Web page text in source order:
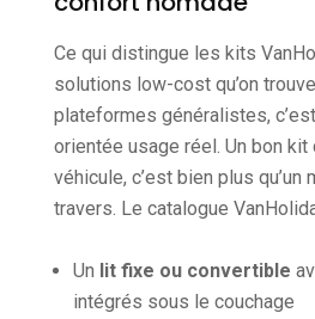
Ce qui distingue les kits
solutions low-cost qu’on
plateformes généralistes,
orientée usage réel. Un bon kit
véhicule, c’est bien plus qu’un
travers. Le catalogue
Un lit fixe ou convertible
intégrés sous le couchage